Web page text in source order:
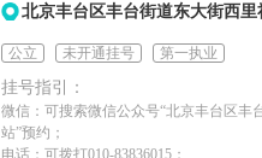
北京丰台区丰台街道东大街西
公立 未开通挂号 第一执业
挂号指引：
微信：可搜索微信公众号“北京丰台区丰
站”预约；
电话：可拨打010-83836015；